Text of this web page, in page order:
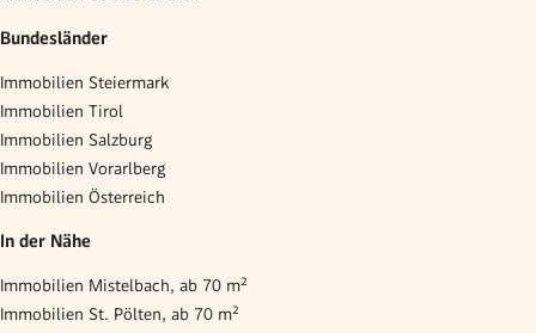
Bundesländer
Immobilien Steiermark
Immobilien Tirol
Immobilien Salzburg
Immobilien Vorarlberg
Immobilien Österreich
In der Nähe
Immobilien Mistelbach, ab 70 m²
Immobilien St. Pölten, ab 70 m²